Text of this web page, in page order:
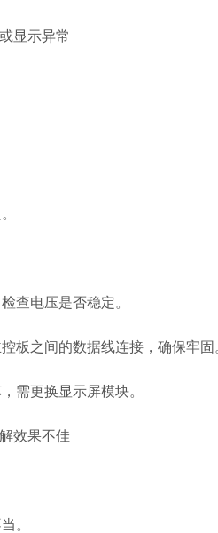
显示异常
电压是否稳定。
之间的数据线连接，确保牢固
更换显示屏模块。
效果不佳
。